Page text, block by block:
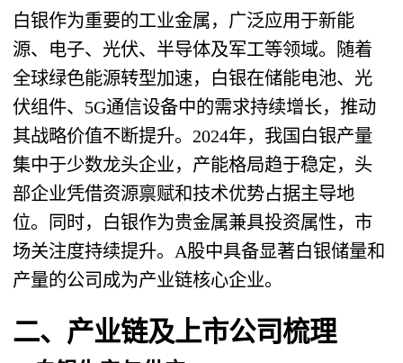
白银作为重要的工业金属，广泛应用于新能
源、电子、光伏、半导体及军工等领域。随着
全球绿色能源转型加速，白银在储能电池、光
伏组件、5G通信设备中的需求持续增长，推动
其战略价值不断提升。2024年，我国白银产量
集中于少数龙头企业，产能格局趋于稳定，头
部企业凭借资源禀赋和技术优势占据主导地
位。同时，白银作为贵金属兼具投资属性，市
场关注度持续提升。A股中具备显著白银储量和
产量的公司成为产业链核心企业。
二、产业链及上市公司梳理